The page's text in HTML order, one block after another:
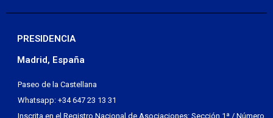
PRESIDENCIA
Madrid, España
Paseo de la Castellana
Whatsapp: +34 647 23 13 31
Inscrita en el Registro Nacional de Asociaciones: Sección 1ª / Número